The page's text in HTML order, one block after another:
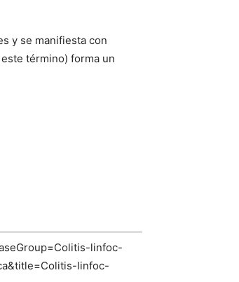
y se manifiesta con
término) forma un
linfoc-
linfoc-